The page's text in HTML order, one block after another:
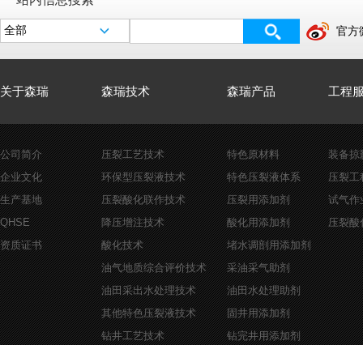
官方
关于森瑞 森瑞技术 森瑞产品 工程
公司简介
企业文化
生产基地
QHSE
资质证书
压裂工艺技术
环保型压裂液技术
压裂酸化联作技术
降压增注技术
酸化技术
油气地质综合评价技术
油田采出水处理技术
其他特色压裂液技术
钻井工艺技术
特色原材料
特色压裂液体系
压裂用添加剂
酸化用添加剂
堵水调剖用添加剂
采油采气助剂
油田水处理助剂
固井用添加剂
钻完井用添加剂
装备掠
压裂工
试气作
压裂酸